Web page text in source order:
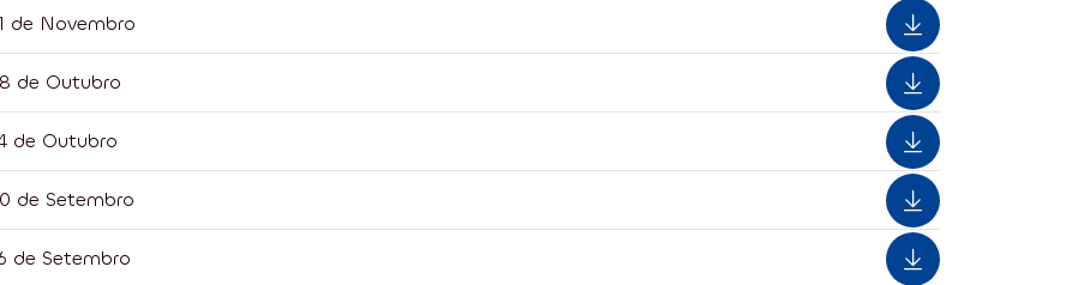
de Novembro
de Outubro
de Outubro
de Setembro
de Setembro